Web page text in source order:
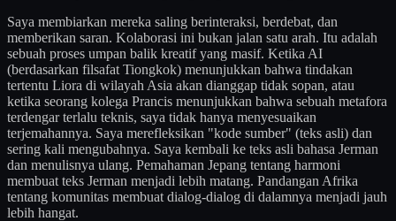
Saya membiarkan mereka saling berinteraksi, berdebat, dan
memberikan saran. Kolaborasi ini bukan jalan satu arah. Itu adalah
sebuah proses umpan balik kreatif yang masif. Ketika AI
(berdasarkan filsafat Tiongkok) menunjukkan bahwa tindakan
tertentu Liora di wilayah Asia akan dianggap tidak sopan, atau
ketika seorang kolega Prancis menunjukkan bahwa sebuah metafora
terdengar terlalu teknis, saya tidak hanya menyesuaikan
terjemahannya. Saya merefleksikan "kode sumber" (teks asli) dan
sering kali mengubahnya. Saya kembali ke teks asli bahasa Jerman
dan menulisnya ulang. Pemahaman Jepang tentang harmoni
membuat teks Jerman menjadi lebih matang. Pandangan Afrika
tentang komunitas membuat dialog-dialog di dalamnya menjadi jauh
lebih hangat.